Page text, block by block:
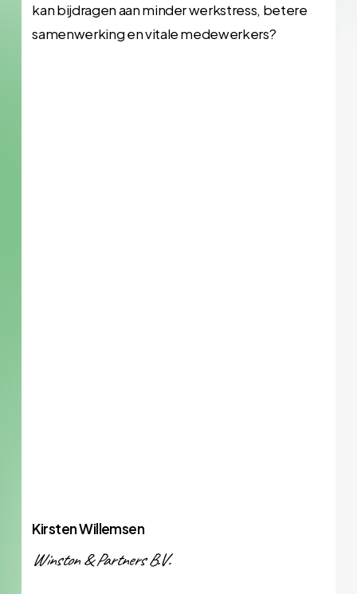
kan bijdragen aan minder werkstress, betere
samenwerking en vitale medewerkers?
Kirsten Willemsen
Winston & Partners B.V.